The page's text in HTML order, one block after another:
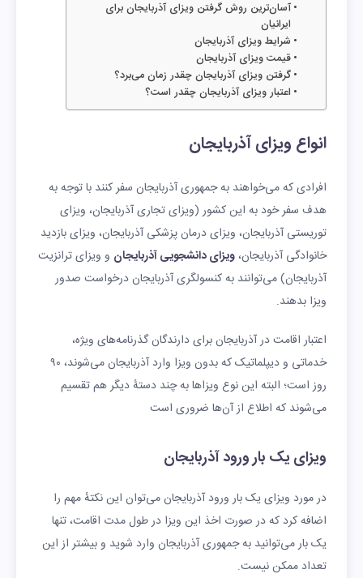
آسان‌ترین روش گرفتن ویزای آذربایجان برای
ایرانیان
شرایط ویزای آذربایجان
قیمت ویزای آذربایجان
گرفتن ویزای آذربایجان چقدر زمان می‌برد؟
اعتبار ویزای آذربایجان چقدر است؟
انواع ویزای آذربایجان
افرادی که می‌خواهند به جمهوری آذربایجان سفر کنند با توجه به
هدف سفر خود به این کشور (ویزای تجاری آذربایجان، ویزای
توریستی آذربایجان، ویزای درمان پزشکی آذربایجان، ویزای بازدید
خانوادگی آذربایجان،ویزای دانشجویی آذربایجان و ویزای ترانزیت
آذربایجان) می‌توانند به کنسولگری آذربایجان درخواست صدور
ویزا بدهند.
اعتبار اقامت در آذربایجان برای دارندگان گذرنامه‌های ویژه،
خدماتی و دیپلماتیک که بدون ویزا وارد آذربایجان می‌شوند، ۹۰
روز است؛ البته این نوع ویزاها به چند دستهٔ دیگر هم تقسیم
می‌شوند که اطلاع از آن‌ها ضروری است
ویزای یک بار ورود آذربایجان
در مورد ویزای یک بار ورود آذربایجان می‌توان این نکتهٔ مهم را
اضافه کرد که در صورت اخذ این ویزا در طول مدت اقامت، تنها
یک بار می‌توانید به جمهوری آذربایجان وارد شوید و بیشتر از این
تعداد ممکن نیست.